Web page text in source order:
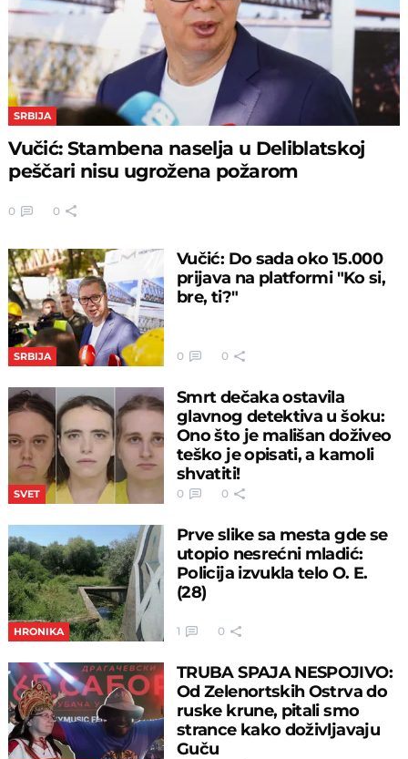
SRBIJA
Vučić: Stambena naselja u Deliblatskoj
peščari nisu ugrožena požarom
0 0
SRBIJA
Vučić: Do sada oko 15.000
prijava na platformi "Ko si,
bre, ti?"
0 0
SVET
Smrt dečaka ostavila
glavnog detektiva u šoku:
Ono što je mališan doživeo
teško je opisati, a kamoli
shvatiti!
0 0
HRONIKA
Prve slike sa mesta gde se
utopio nesrećni mladić:
Policija izvukla telo O. E.
(28)
1 0
TRUBA SPAJA NESPOJIVO:
Od Zelenortskih Ostrva do
ruske krune, pitali smo
strance kako doživljavaju
Guču